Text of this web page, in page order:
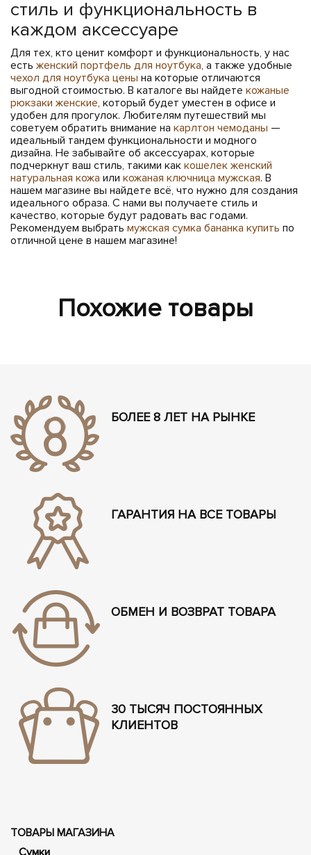
стиль и функциональность в
каждом аксессуаре
Для тех, кто ценит комфорт и функциональность, у нас
есть женский портфель для ноутбука, а также удобные
чехол для ноутбука цены на которые отличаются
выгодной стоимостью. В каталоге вы найдете кожаные
рюкзаки женские, который будет уместен в офисе и
удобен для прогулок. Любителям путешествий мы
советуем обратить внимание на карлтон чемоданы —
идеальный тандем функциональности и модного
дизайна. Не забывайте об аксессуарах, которые
подчеркнут ваш стиль, такими как кошелек женский
натуральная кожа или кожаная ключница мужская. В
нашем магазине вы найдете всё, что нужно для создания
идеального образа. С нами вы получаете стиль и
качество, которые будут радовать вас годами.
Рекомендуем выбрать мужская сумка бананка купить по
отличной цене в нашем магазине!
Похожие товары
БОЛЕЕ 8 ЛЕТ НА РЫНКЕ
ГАРАНТИЯ НА ВСЕ ТОВАРЫ
ОБМЕН И ВОЗВРАТ ТОВАРА
30 ТЫСЯЧ ПОСТОЯННЫХ
КЛИЕНТОВ
ТОВАРЫ МАГАЗИНА